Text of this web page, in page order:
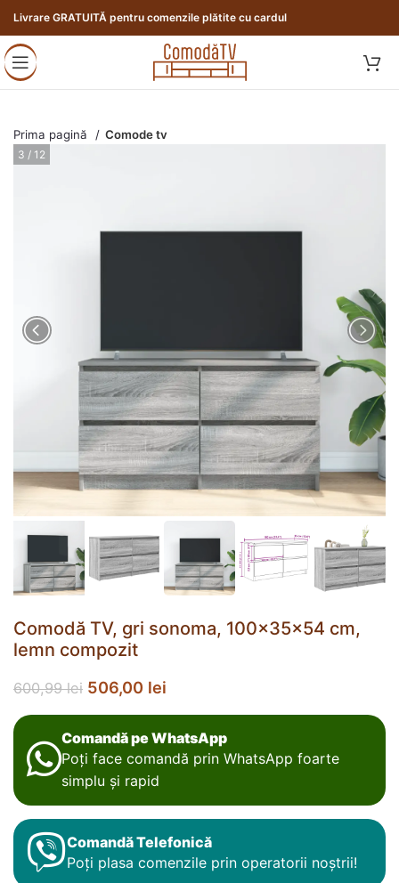
Livrare GRATUITĂ pentru comenzile plătite cu cardul
Prima pagină Comode tv
4 / 12
Comodă TV, gri sonoma, 100x35x54 cm,
lemn compozit
600,99lei 506,00 lei
Comandă pe WhatsApp
Poți face comandă prin WhatsApp foarte
simplu și rapid
Comandă Telefonică
Poți plasa comenzile prin operatorii noștrii!